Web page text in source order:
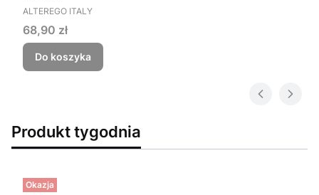
PRODUCENT
ALTEREGO ITALY
Cena
68,90 zł
Do koszyka
Produkt tygodnia
Okazja